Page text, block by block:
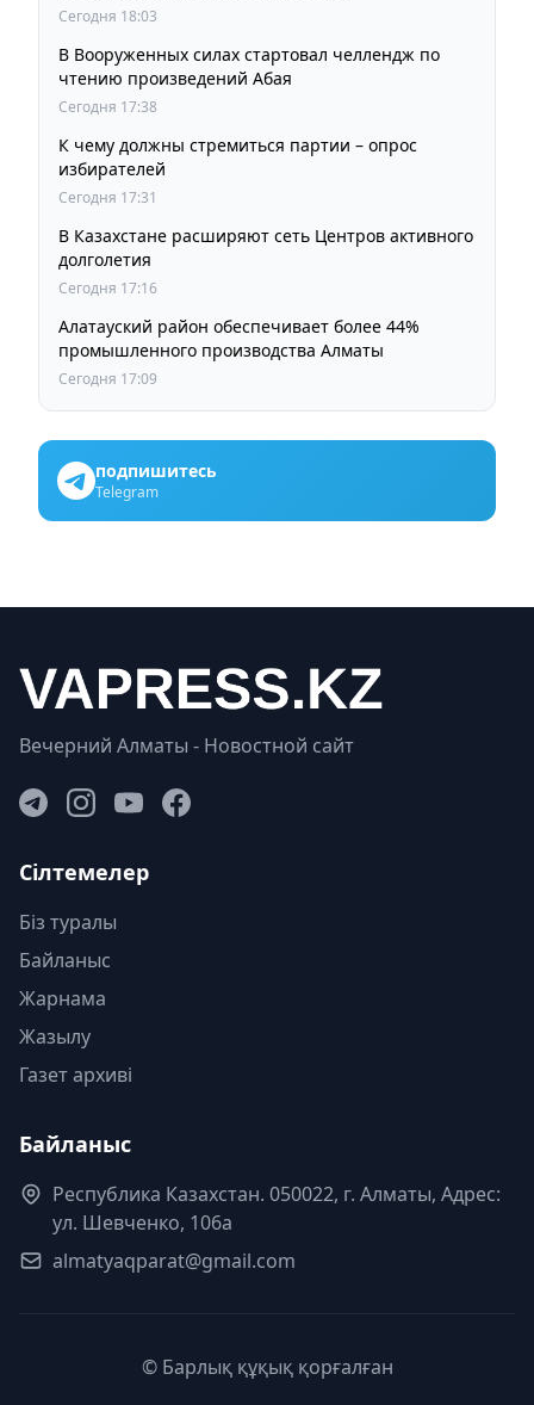
Сегодня 18:03
В Вооруженных силах стартовал челлендж по
чтению произведений Абая
Сегодня 17:38
К чему должны стремиться партии – опрос
избирателей
Сегодня 17:31
В Казахстане расширяют сеть Центров активного
долголетия
Сегодня 17:16
Алатауский район обеспечивает более 44%
промышленного производства Алматы
Сегодня 17:09
подпишитесь
Telegram
Вечерний Алматы - Новостной сайт
Сілтемелер
Біз туралы
Байланыс
Жарнама
Жазылу
Газет архиві
Байланыс
Республика Казахстан. 050022, г. Алматы, Адрес:
ул. Шевченко, 106а
almatyaqparat@gmail.com
© Барлық құқық қорғалған